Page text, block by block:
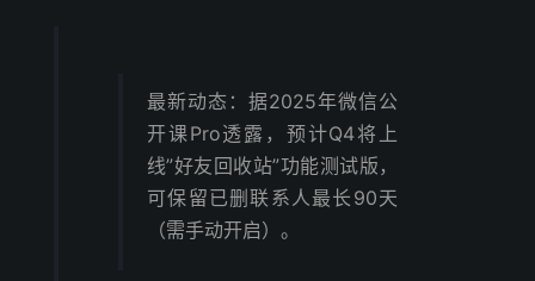
最新动态：据2025年微信公
开课Pro透露，预计Q4将上
线”好友回收站”功能测试版，
可保留已删联系人最长90天
（需手动开启）。